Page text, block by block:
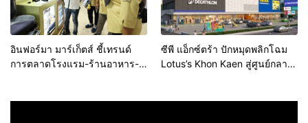
อินฟอร์มา มาร์เก็ตส์ ชี้เทรนด์
การตลาดโรงแรม-ร้านอาหาร-
ซีพี แอ็กซ์ตร้า ปักหมุดพลิกโฉม
Lotus’s Khon Kaen สู่ศูนย์กลาง